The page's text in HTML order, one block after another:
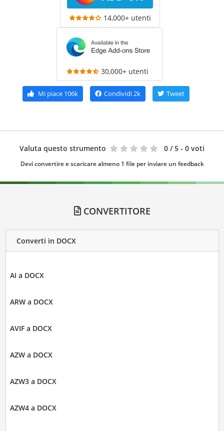
14,000+ utenti
30,000+ utenti
Mi piace 106k Condividi2k Tweet
Valuta questo strumento 0 / 5 - 0 voti
Devi convertire e scaricare almeno 1 file per inviare un feedback
CONVERTITORE
Converti in DOCX
AI a DOCX
ARW a DOCX
AVIF a DOCX
AZW a DOCX
AZW3 a DOCX
AZW4 a DOCX